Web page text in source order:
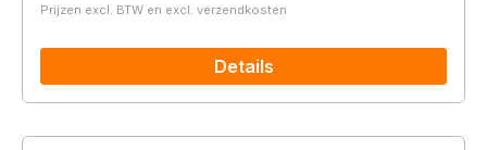
Prijzen excl. BTW en excl. verzendkosten
Details